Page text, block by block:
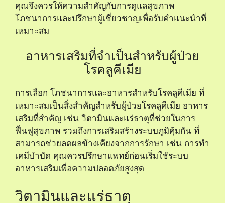
คุณจึงควรให้ความสำคัญกับการดูแลสุขภาพ
โภชนาการและปรึกษาผู้เชี่ยวชาญเพื่อรับคำแนะนำที่
เหมาะสม
อาหารเสริมที่จำเป็นสำหรับผู้ป่วย
โรคลูคีเมีย
การเลือก โภชนาการและอาหารสำหรับโรคลูคีเมีย ที่
เหมาะสมเป็นสิ่งสำคัญสำหรับผู้ป่วยโรคลูคีเมีย อาหาร
เสริมที่สำคัญ เช่น วิตามินและแร่ธาตุที่ช่วยในการ
ฟื้นฟูสุขภาพ รวมถึงการเสริมสร้างระบบภูมิคุ้มกัน ที่
สามารถช่วยลดผลข้างเคียงจากการรักษา เช่น การทำ
เคมีบำบัด คุณควรปรึกษาแพทย์ก่อนเริ่มใช้ระบบ
อาหารเสริมเพื่อความปลอดภัยสูงสุด
วิตามินและแร่ธาตุ